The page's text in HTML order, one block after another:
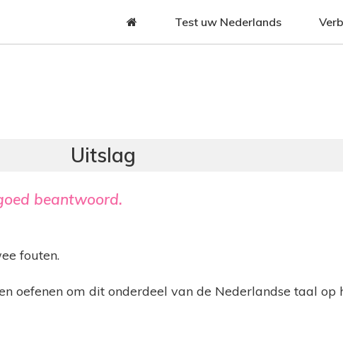
Test uw Nederlands
beantwoord.
fouten.
oefenen om dit onderdeel van de Nederlandse taal op